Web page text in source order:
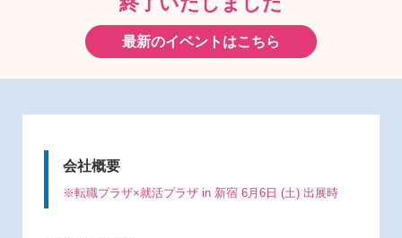
最新のイベントはこちら
会社概要
※転職プラザ×就活プラザ in 新宿 6月6日 (土) 出展時